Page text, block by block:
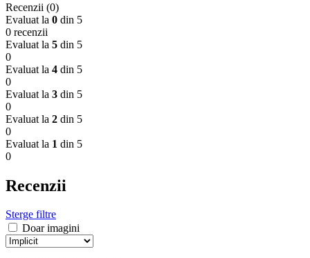
Recenzii (0)
Evaluat la 0 din 5
0 recenzii
Evaluat la 5 din 5
0
Evaluat la 4 din 5
0
Evaluat la 3 din 5
0
Evaluat la 2 din 5
0
Evaluat la 1 din 5
0
Recenzii
Sterge filtre
Doar imagini